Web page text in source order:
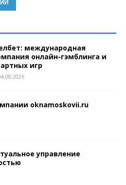
международная
онлайн-гэмблинга и
игр
oknamoskovii.ru
управление